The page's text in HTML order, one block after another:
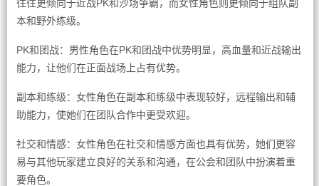
往往更倾向于近战PK和沙场争霸，而女性角色则更倾向于组队副
本和野外练级。
PK和团战：男性角色在PK和团战中优势明显，高血量和近战输出
能力，让他们在正面战场上占有优势。
副本和练级：女性角色在副本和练级中表现较好，远程输出和辅
助能力，使她们在团队合作中更受欢迎。
社交和情感：女性角色在社交和情感方面也具有优势，她们更容
易与其他玩家建立良好的关系和沟通，在公会和团队中扮演着重
要角色。